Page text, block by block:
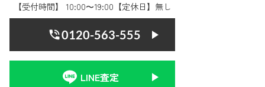
【受付時間】 10:00〜19:00【定休日】無し
0120-563-555
LINE査定